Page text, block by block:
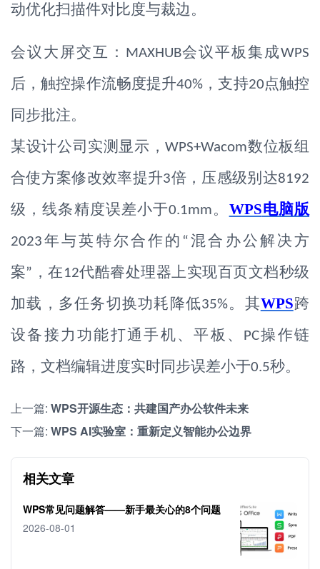
动优化扫描件对比度与裁边。
会议大屏交互： MAXHUB会议平板集成WPS
后，触控操作流畅度提升40% ，支持20点触控
同步批注。
某设计公司实测显示，WPS+Wacom数位板组
合使方案修改效率提升3倍，压感级别达8192
级，线条精度误差小于0.1mm。 WPS电脑版
2023年与英特尔合作的 “混合办公解决方
案” ，在12代酷睿处理器上实现百页文档秒级
加载，多任务切换功耗降低35%。其WPS跨
设备接力功能打通手机、平板、
PC操作链
路，文档编辑进度实时同步误差小于0.5秒。
上一篇: WPS开源生态：共建国产办公软件未来
下一篇: WPS AI实验室：重新定义智能办公边界
相关文章
WPS常见问题解答——新手最关心的8个问题
2026-08-01